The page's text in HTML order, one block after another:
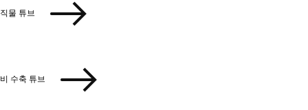
직물 튜브
비 수축 튜브